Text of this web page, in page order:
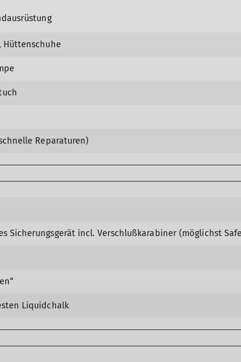
Hüttenschuhe
Reparaturen)
Sicherungsgerät incl. Verschlußkarabiner (möglichst
Liquidchalk